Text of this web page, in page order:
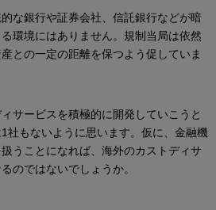
な銀行や証券会社、信託銀行などが暗
環境にはありません。規制当局は依然
との一定の距離を保つよう促していま
サービスを積極的に開発していこうと
社もないように思います。仮に、金融機
うことになれば、海外のカストディサ
のではないでしょうか。